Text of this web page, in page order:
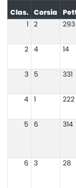
Clas. Corsia
2 293
2
4 14
3
5 331
4
222
5
6 314
6
3 28